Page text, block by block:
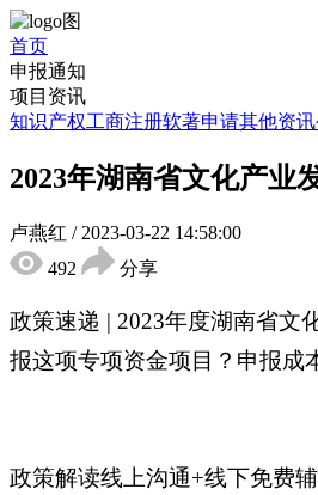
首页
申报通知
项目资讯
知识产权工商注册软著申请其他资讯
2023年湖南省文化产业
卢燕红 / 2023-03-22 14:58:00
492
分享
政策速递 | 2023年度湖南省文
报这项专项资金项目？申报成
政策解读线上沟通+线下免费